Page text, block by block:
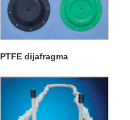
PTFE dijafragma